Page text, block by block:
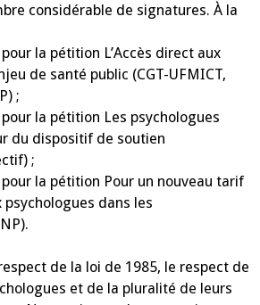
considérable de signatures. À la
la pétition L’Accès direct aux
de santé public (CGT-UFMICT,
;
la pétition Les psychologues
du dispositif de soutien
;
la pétition Pour un nouveau tarif
dans les
de la loi de 1985, le respect de
et de la pluralité de leurs